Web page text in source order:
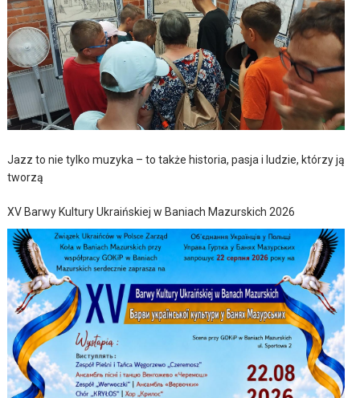
Jazz to nie tylko muzyka – to także historia, pasja i ludzie, którzy ją
tworzą
XV Barwy Kultury Ukraińskiej w Baniach Mazurskich 2026